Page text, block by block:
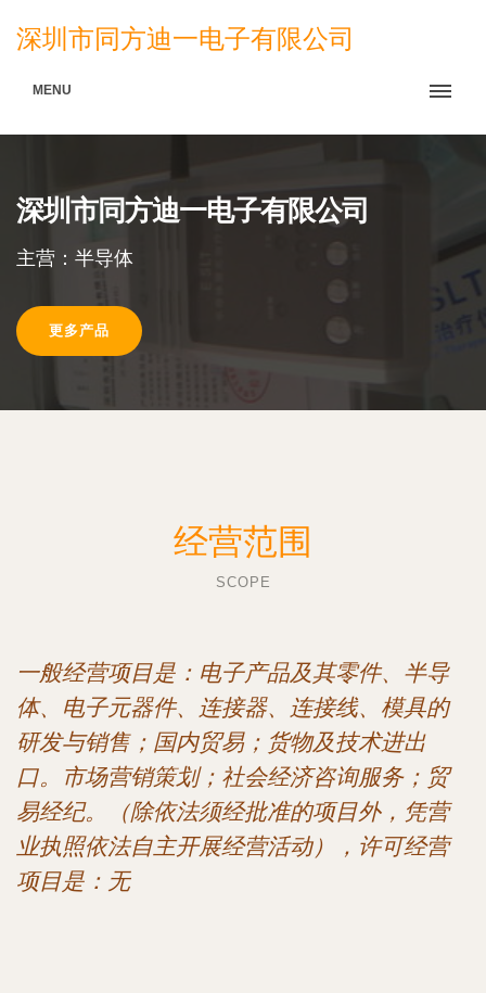
深圳市同方迪一电子有限公司
MENU
深圳市同方迪一电子有限公司
主营：半导体
更多产品
经营范围
SCOPE
一般经营项目是：电子产品及其零件、半导
体、电子元器件、连接器、连接线、模具的
研发与销售；国内贸易；货物及技术进出
口。市场营销策划；社会经济咨询服务；贸
易经纪。（除依法须经批准的项目外，凭营
业执照依法自主开展经营活动），许可经营
项目是：无